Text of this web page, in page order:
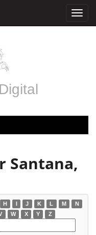
Digital
Santana,
H I J K L M
N
W X Y Z